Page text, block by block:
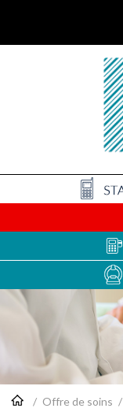
/ Offre de soins /